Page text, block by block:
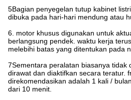
5Bagian penyegelan tutup kabinet
dibuka pada hari-hari mendung atau
6. motor khusus digunakan untuk
berlangsung pendek. waktu kerja
melebihi batas yang ditentukan pada
7Sementara peralatan biasanya tidak
dirawat dan diaktifkan secara teratur.
direkomendasikan adalah 1 kali /
dari 10 menit.